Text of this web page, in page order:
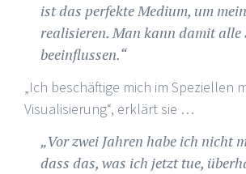
ist das perfekte Medium, um
realisieren. Man kann damit alle
beeinflussen.“
„Ich beschäftige mich im Speziellen
Visualisierung“, erklärt sie …
„Vor zwei Jahren habe ich nicht
dass das, was ich jetzt tue,